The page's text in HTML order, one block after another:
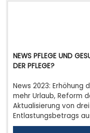
NEWS PFLEGE UND
DER PFLEGE?
News 2023: Erhöhung
mehr Urlaub, Reform
Aktualisierung von
Entlastungsbetrags